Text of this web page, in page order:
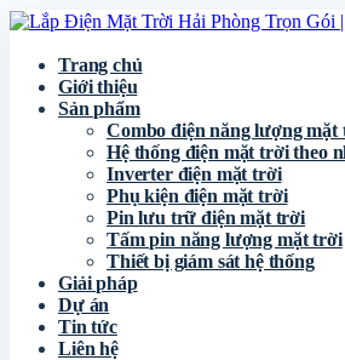
Trang chủ
Giới thiệu
Sản phẩm
Combo điện năng lượng mặt
Hệ thống điện mặt trời theo
Inverter điện mặt trời
Phụ kiện điện mặt trời
Pin lưu trữ điện mặt trời
Tấm pin năng lượng mặt trời
Thiết bị giám sát hệ thống
Giải pháp
Dự án
Tin tức
Liên hệ